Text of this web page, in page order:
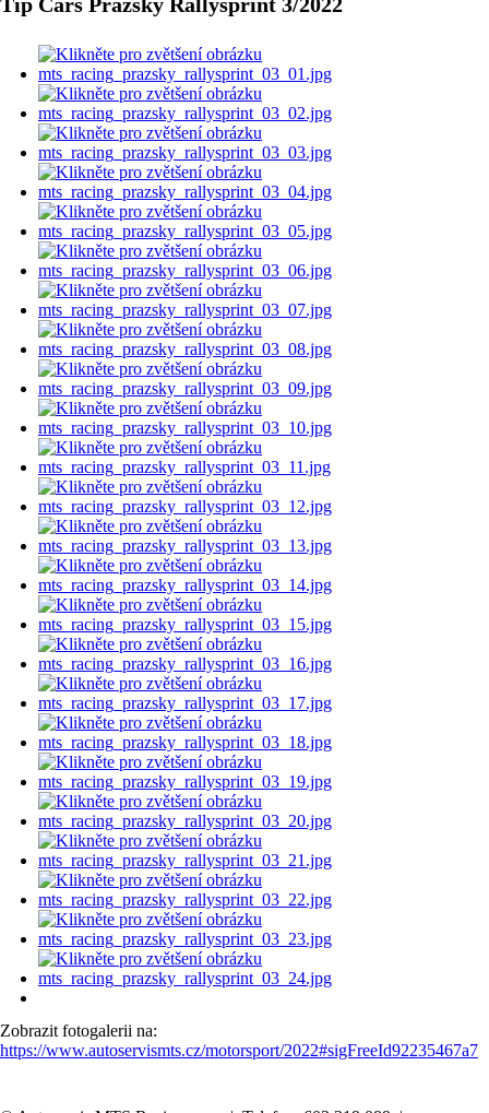
Zobrazit fotogalerii na:
https://www.autoservismts.cz/motorsport/2022#sigFreeId92235467a7